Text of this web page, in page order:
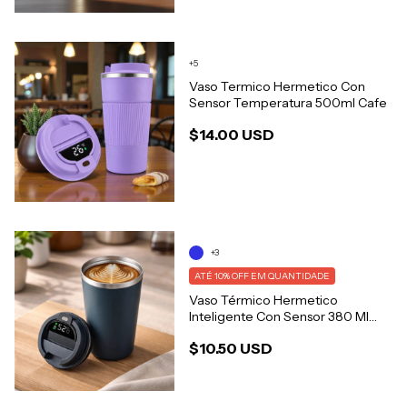
Vaso Termico Hermetico Con
Sensor Temperatura 500ml Cafe
$14.00 USD
+5
Vaso Térmico Hermetico
Inteligente Con Sensor 380 Ml
$10.50 USD
ATÉ 10% OFF EM QUANTIDADE
+3